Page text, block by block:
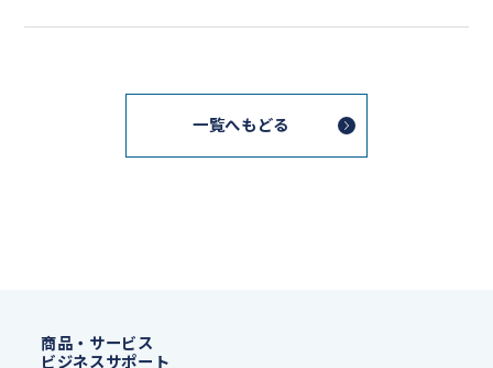
一覧へもどる
商品・サービス
ビジネスサポート